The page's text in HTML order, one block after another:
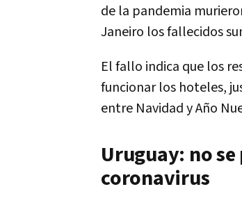
de la pandemia
Janeiro los fallecidos
El fallo indica que los
funcionar los hoteles,
entre Navidad y Año
Uruguay: no
coronavirus